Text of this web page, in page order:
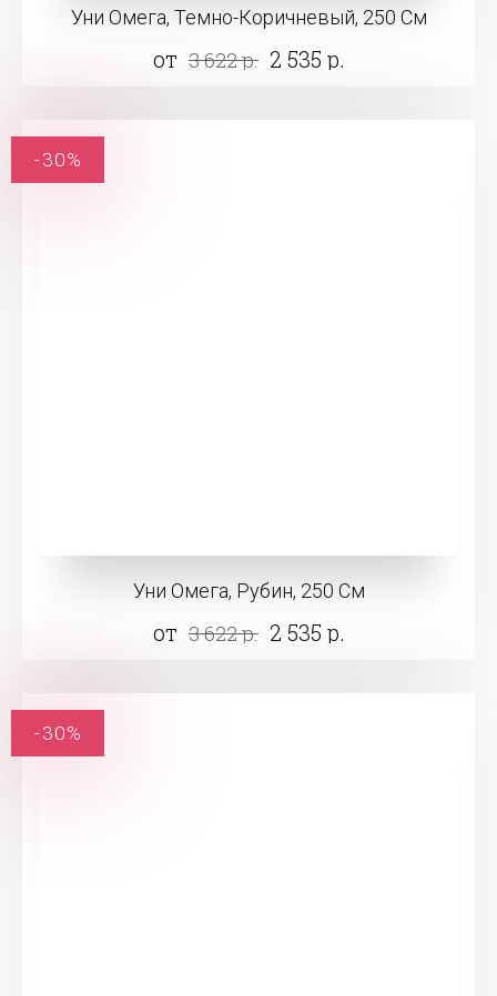
Уни Омега, Темно-Коричневый, 250 См
от 3 622 р. 2 535 р.
Уни Омега, Рубин, 250 См
от 3 622 р. 2 535 р.
-30%
-30%